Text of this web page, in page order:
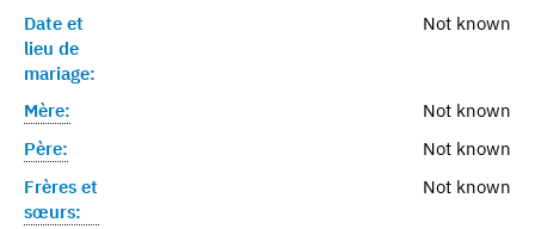
Date et
lieu de
mariage:
Not known
Mère:
Not known
Père:
Not known
Frères et
sœurs:
Not known